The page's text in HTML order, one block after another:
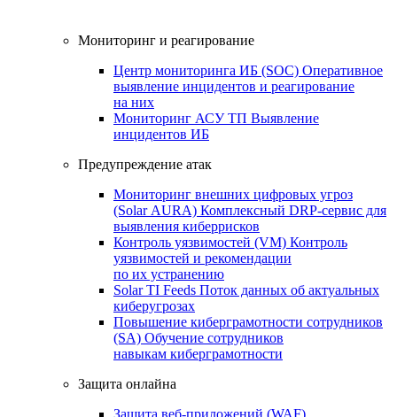
Мониторинг и реагирование
Центр мониторинга ИБ (SOC) Оперативное
выявление инцидентов и реагирование
на них
Мониторинг АСУ ТП Выявление
инцидентов ИБ
Предупреждение атак
Мониторинг внешних цифровых угроз
(Solar AURA) Комплексный DRP-сервис для
выявления киберрисков
Контроль уязвимостей (VM) Контроль
уязвимостей и рекомендации
по их устранению
Solar TI Feeds Поток данных об актуальных
киберугрозах
Повышение киберграмотности сотрудников
(SA) Обучение сотрудников
навыкам киберграмотности
Защита онлайна
Защита веб-приложений (WAF)